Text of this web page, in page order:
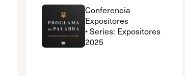
Conferencia
Expositores
• Series: Expositores
2025